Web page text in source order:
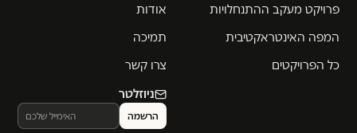
פרויקט מעקב ההתנחלויות
המפה האינטראקטיבית
כל הפרויקטים
אודות
תמיכה
צרו קשר
ניוזלטר